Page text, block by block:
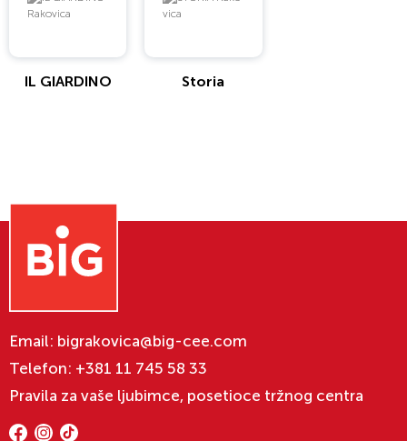
IL GIARDINO Storia
Email: bigrakovica@big-cee.com
Telefon: +381 11 745 58 33
Pravila za vaše ljubimce, posetioce tržnog centra